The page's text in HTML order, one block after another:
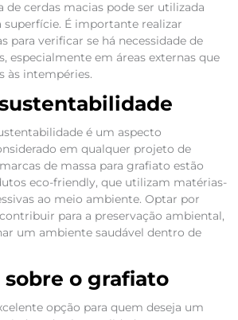
de cerdas macias pode ser utilizada
superfície. É importante realizar
para verificar se há necessidade de
especialmente em áreas externas que
às intempéries.
é um aspecto
em qualquer projeto de
de massa para grafiato estão
eco-friendly, que utilizam matérias-
ao meio ambiente. Optar por
para a preservação ambiental,
um ambiente saudável dentro de
sobre o grafiato
opção para quem deseja um